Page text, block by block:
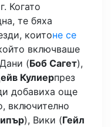
Когато
те бяха
коитоне се
включваше
(Боб Сагет),
Кулиерпрез
добавиха още
включително
), Вики (Гейл